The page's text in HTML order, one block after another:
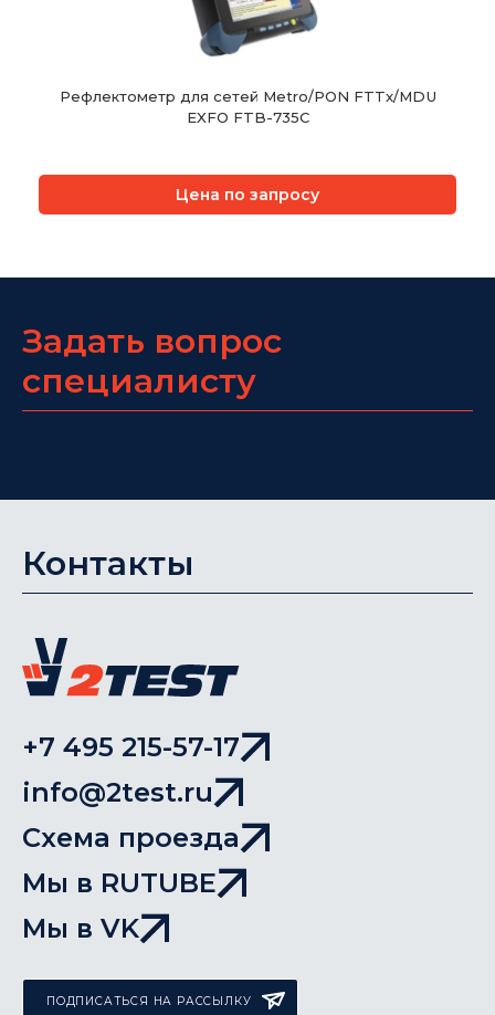
Рефлектометр для сетей Metro/PON FTTx/MDU
EXFO FTB-735C
Цена по запросу
Задать вопрос
специалисту
Контакты
+7 495 215-57-17
info@2test.ru
Схема проезда
Мы в RUTUBE
Мы в VK
ПОДПИСАТЬСЯ НА РАССЫЛКУ